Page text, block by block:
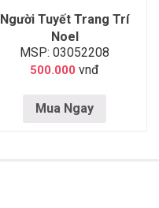
Người Tuyết Trang Trí
Noel
MSP: 03052208
500.000 vnđ
Mua Ngay